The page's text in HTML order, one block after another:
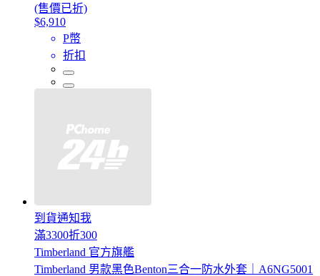
(售價已折)
$6,910
P幣
折扣
到貨通知我
滿3300折300
Timberland 官方旗艦
Timberland 男款黑色Benton三合一防水外套｜A6NG5001